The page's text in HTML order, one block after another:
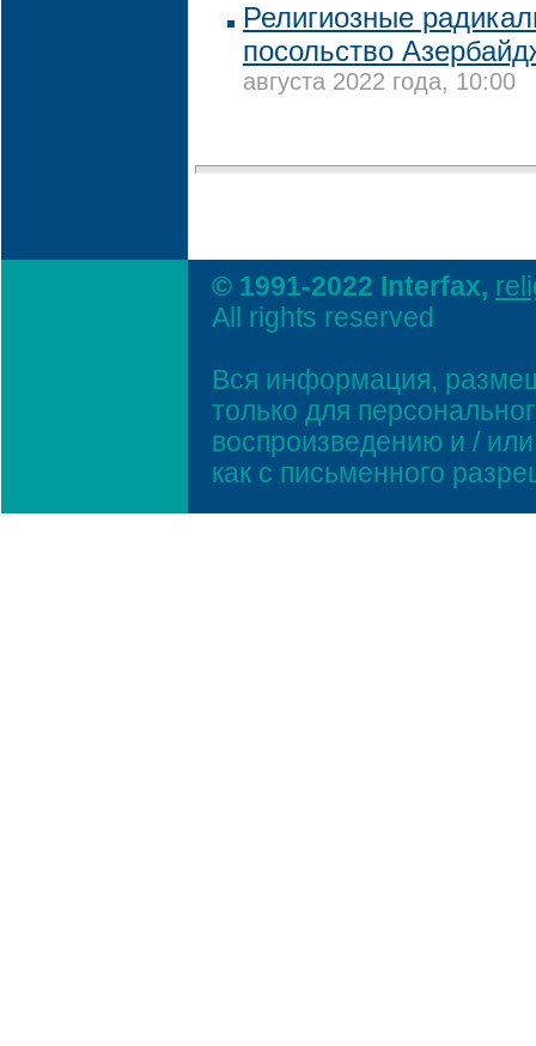
Религиозные
посольство
августа 2022 года, 10:00
© 1991-2022 Interfax,
All rights reserved
Вся информация,
только для
воспроизведению и /
как с письменного